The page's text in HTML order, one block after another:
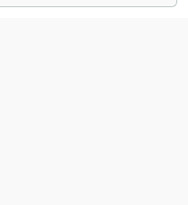
Die Fachjournalisten